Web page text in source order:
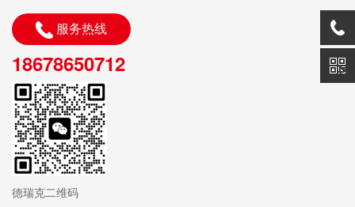
服务热线
18678650712
德瑞克二维码